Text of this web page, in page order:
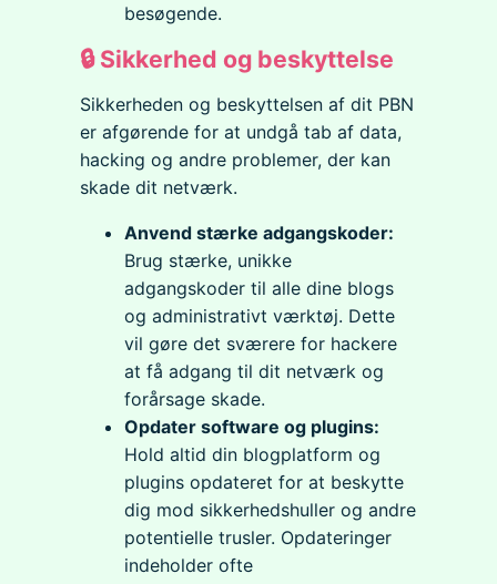
besøgende.
🔒 Sikkerhed og beskyttelse
Sikkerheden og beskyttelsen af dit PBN
er afgørende for at undgå tab af data,
hacking og andre problemer, der kan
skade dit netværk.
Anvend stærke adgangskoder:
Brug stærke, unikke
adgangskoder til alle dine blogs
og administrativt værktøj. Dette
vil gøre det sværere for hackere
at få adgang til dit netværk og
forårsage skade.
Opdater software og plugins:
Hold altid din blogplatform og
plugins opdateret for at beskytte
dig mod sikkerhedshuller og andre
potentielle trusler. Opdateringer
indeholder ofte